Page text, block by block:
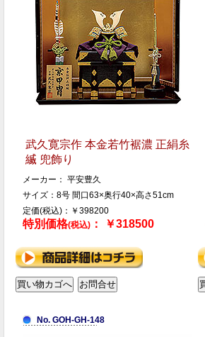
武久寛宗作 本金若竹裾濃 正絹糸
縅 兜飾り
メーカー： 平安豊久
サイズ：8号 間口63×奥行40×高さ51cm
定価(税込)：￥398200
特別価格(税込)： ￥318500
No. GOH-GH-148